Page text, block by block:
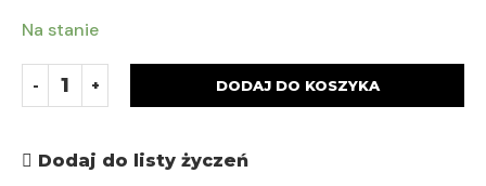
Na stanie
DODAJ DO KOSZYKA
Dodaj do listy życzeń